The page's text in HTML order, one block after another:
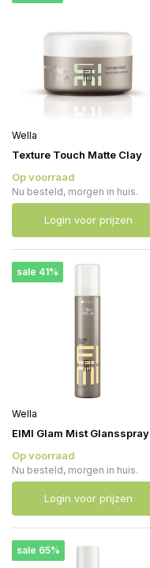
Wella
Texture Touch Matte Clay
Op voorraad
Nu besteld, morgen in huis.
Login voor prijzen
sale 41%
Wella
EIMI Glam Mist Glansspray
Op voorraad
Nu besteld, morgen in huis.
Login voor prijzen
sale 65%